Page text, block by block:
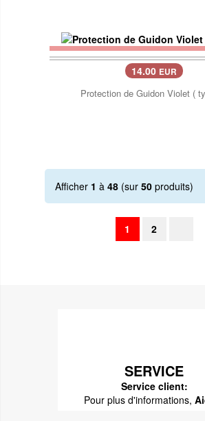
14.00 EUR
Protection de Guidon Violet (
Afficher 1 à 48 (sur 50 produits)
1 2
SERVICE
Service client:
Pour plus d'informations,